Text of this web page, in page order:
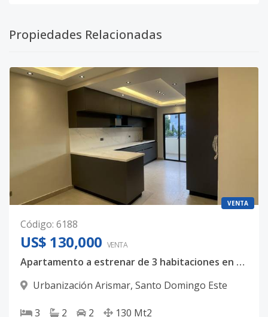
Propiedades Relacionadas
VENTA
Código: 6188
US$ 130,000 VENTA
Apartamento a estrenar de 3 habitaciones en oportunidad, en la URBANIZACION ARISMAR, santo domingo este🤩 US$130,000
Urbanización Arismar, Santo Domingo Este
3 2 2 130 Mt2